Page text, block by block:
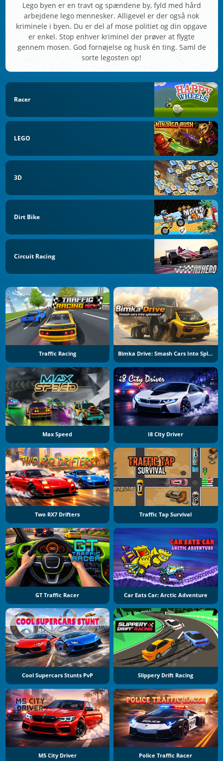
Lego byen er en travt og spændene by, fyld med hård
arbejdene lego mennesker. Alligevel er der også nok
kriminele i byen. Du er del af mose politiet og din opgave
er enkel. Stop enhver kriminel der prøver at flygte
gennem mosen. God fornøjelse og husk én ting. Saml de
sorte legosten op!
Racer
LEGO
3D
Dirt Bike
Circuit Racing
Traffic Racing Bimka Drive: Smash Cars Into Splinters
Max Speed I8 City Driver
Two RX7 Drifters Traffic Tap Survival
GT Traffic Racer Car Eats Car: Arctic Adventure
Cool Supercars Stunts PvP Slippery Drift Racing
M5 City Driver Police Traffic Racer